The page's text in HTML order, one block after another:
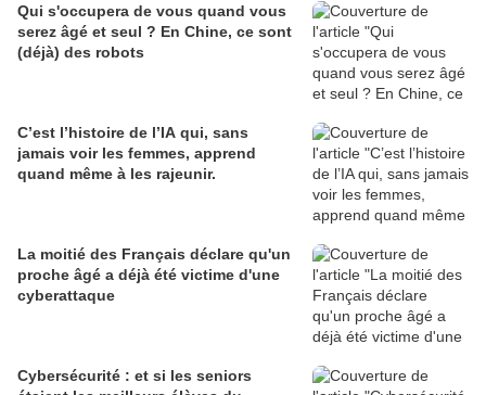
Qui s'occupera de vous quand vous
serez âgé et seul ? En Chine, ce sont
(déjà) des robots
C’est l’histoire de l’IA qui, sans
jamais voir les femmes, apprend
quand même à les rajeunir.
La moitié des Français déclare qu'un
proche âgé a déjà été victime d'une
cyberattaque
Cybersécurité : et si les seniors